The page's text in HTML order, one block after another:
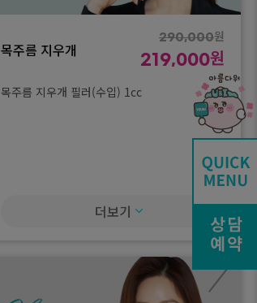
목주름 지우개
290,000원
219,000원
목주름 지우개 필러(수입) 1cc
더보기